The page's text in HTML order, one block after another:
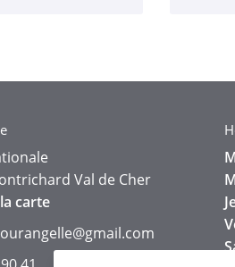
Val de Cher
carte